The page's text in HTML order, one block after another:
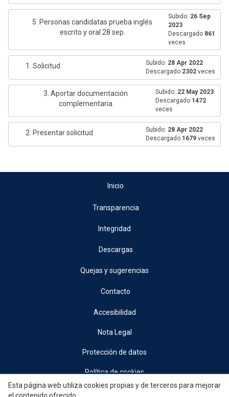
5. Personas candidatas prueba inglés
escrito y oral 28 sep.
Subido: 26 Sep
2023
Descargado 861
veces
1. Solicitud Subido: 28 Apr 2022
Descargado 2302 veces
3. Aportar documentación
complementaria
Subido: 22 May 2023
Descargado 1472
veces
2. Presentar solicitud Subido: 28 Apr 2022
Descargado 1679 veces
Inicio
Transparencia
Integridad
Descargas
Quejas y sugerencias
Contacto
Accesibilidad
Nota Legal
Protección de datos
Política de cookies
© 2026, Generalitat • Conselleria d’Indústria, Turisme, Innovació i Comerç •
Esta página web utiliza cookies propias y de terceros para mejorar